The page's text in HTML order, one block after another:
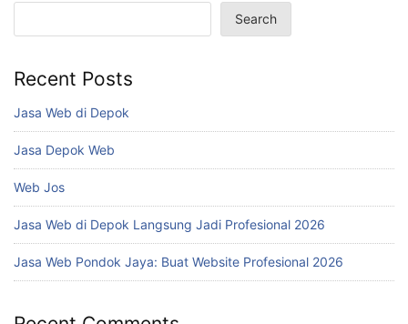
Search
Recent Posts
Jasa Web di Depok
Jasa Depok Web
Web Jos
Jasa Web di Depok Langsung Jadi Profesional 2026
Jasa Web Pondok Jaya: Buat Website Profesional 2026